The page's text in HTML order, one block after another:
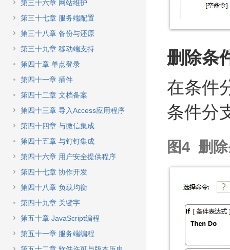
第三十六章 网站维护
第三十七章 服务端配置
第三十八章 备份与还原
第三十九章 移动端支持
第四十章 单点登录
第四十一章 插件
第四十二章 文档备案
第四十三章 导入Access应用程序
第四十四章 与微信集成
第四十五章 与钉钉集成
第四十六章 用户安全提供程序
第四十七章 协作开发
第四十八章 负载均衡
第四十九章 关键字
第五十章 JavaScript编程
第五十一章 服务端编程
删除条
在条件
条件分
图4 删